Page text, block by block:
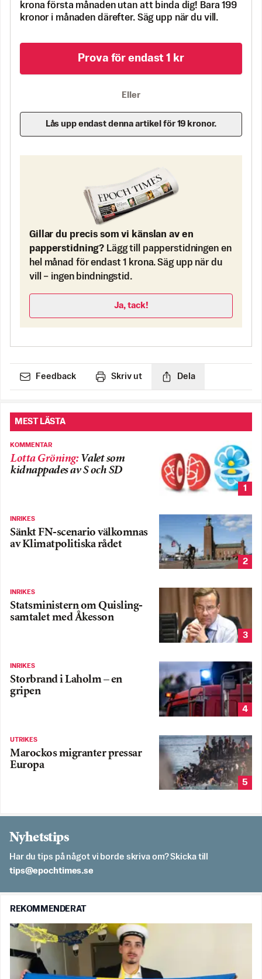
krona första månaden utan att binda dig! Bara 199
kronor i månaden därefter. Säg upp när du vill.
Prova för endast 1 kr
Eller
Lås upp endast denna artikel för 19 kronor.
Gillar du precis som vi känslan av en
papperstidning? Lägg till papperstidningen en
hel månad för endast 1 krona. Säg upp när du
vill – ingen bindningstid.
Ja, tack!
Feedback Skriv ut Dela
MEST LÄSTA
KOMMENTAR
Lotta Gröning: Valet som
kidnappades av S och SD
1
INRIKES
Sänkt FN-scenario välkomnas
av Klimatpolitiska rådet
2
INRIKES
Statsministern om Quisling-
samtalet med Åkesson
3
INRIKES
Storbrand i Laholm – en
gripen
4
UTRIKES
Marockos migranter pressar
Europa
5
Nyhetstips
Har du tips på något vi borde skriva om? Skicka till
es.semithcope@spit
REKOMMENDERAT